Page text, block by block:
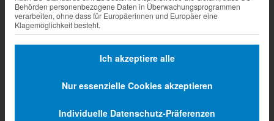
Behörden personenbezogene Daten in Überwachungsprogrammen
verarbeiten, ohne dass für Europäerinnen und Europäer eine
Klagemöglichkeit besteht.
Ich akzeptiere alle
Nur essenzielle Cookies akzeptieren
Individuelle Datenschutz-Präferenzen